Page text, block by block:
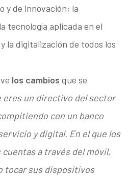
y de innovación; la
tecnología aplicada en el
la digitalización de todos los
los cambios que se
eres un directivo del sector
con un banco
y digital. En el que los
a través del móvil,
tocar sus dispositivos